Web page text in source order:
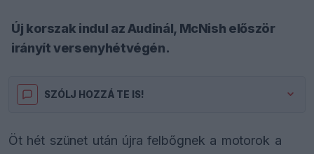
Új korszak indul az Audinál, McNish először
irányít versenyhétvégén.
SZÓLJ HOZZÁ TE IS!
Öt hét szünet után újra felbőgnek a motorok a